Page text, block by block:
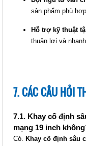
Mã
sản phẩm phù
Hỗ trợ kỹ thuật
thuận lợi và
7. CÁC CÂU HỎI
7.1. Khay cố định
mạng 19 inch
Có. Khay cố định sâu